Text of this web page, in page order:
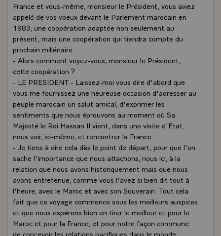
France et vous-même, monsieur le Président, vous aviez
appelé de vos voeux devant le Parlement marocain en
1983, une coopération adaptée non seulement au
présent, mais une coopération qui tiendra compte du
prochain millénaire.
- Alors comment voyez-vous, monsieur le Président,
cette coopération ?
- LE PRESIDENT.- Laissez-moi vous dire d'abord que
vous me fournissez une heureuse occasion d'adresser au
peuple marocain un salut amical, d'exprimer les
sentiments que nous éprouvons au moment où Sa
Majesté le Roi Hassan II vient, dans une visite d'Etat,
nous voir, ici-même, et rencontrer la France.
- Je tiens à dire cela dès le point de départ, pour que l'on
sache l'importance que nous attachons, nous ici, à la
relation que nous avons historiquement mais que nous
avons entretenue, comme vous l'avez si bien dit tout à
l'heure, avec le Maroc et avec son Souverain. Tout cela
fait que ce voyage commence sous les meilleurs auspices
et que nous espérons bien en tirer le meilleur et pour le
Maroc et pour la France, et pour notre façon commune
de concevoir les relations pacifiques dans le monde.